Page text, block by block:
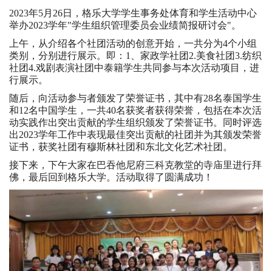
2023年5月26日，格乐大学学生事务处体育和学生活动中心
举办2023学年"学生组织管理委员会业绩简报研讨会"。
上午，从介绍各个社团活动的创意开始，一共分为4个小组
类别，分别进行展示。即：1、家政学社团2.美食社团3.纺织
社团4.戏剧表演社团中泰籍学生共同参与本次活动项目，进
行展示。
随后，向活动参与者颁发了荣誉证书，其中有28名泰国学生
和12名中国学生，一共40名获奖者获得荣誉，包括在本次活
动实践作出突出贡献的学生组织颁发了荣誉证书。同时评选
出2023学年工作中表现最佳突出贡献的社团并为其颁发荣誉
证书，获奖社团有穆斯林社团和东北文化艺术社团。
接下来，下午大家在巴吞他尼府三科克教堂的寺庙里进行拜
佛，最后回到格乐大学。活动取得了圆满成功！